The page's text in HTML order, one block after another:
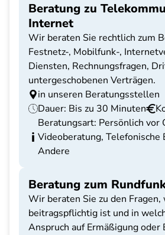
Beratung zu
Internet
Wir beraten Sie rechtlich zum
Festnetz-, Mobilfunk-,
Diensten, Rechnungsfragen,
untergeschobenen Verträgen.
in unseren Beratungsstellen
Dauer: Bis zu 30 Minuten
Beratungsart: Persönlich vor
Videoberatung, Telefonische
Andere
Beratung zum
Wir beraten Sie zu den Fragen,
beitragspflichtig ist und in
Anspruch auf Ermäßigung oder